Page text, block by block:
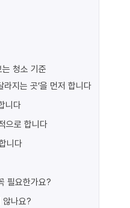
청소 기준
라지는 곳’을 먼저 합니다
니다
으로 합니다
니다
필요한가요?
나요?